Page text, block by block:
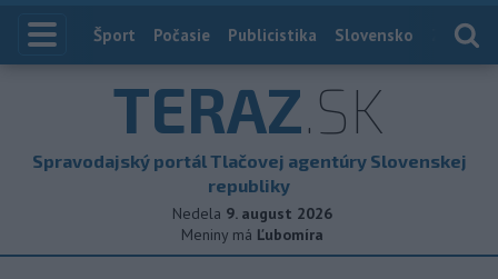
Index
Šport Počasie Publicistika Slovensko
TERAZ.SK
Spravodajský portál Tlačovej agentúry Slovenskej
republiky
Nedela 9. august 2026
Meniny má Ľubomíra